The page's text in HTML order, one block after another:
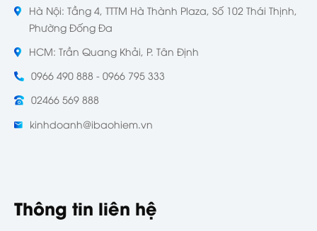
Hà Nội: Tầng 4, TTTM Hà Thành Plaza, Số 102 Thái Thịnh,
Phường Đống Đa
HCM: Trần Quang Khải, P. Tân Định
0966 490 888 - 0966 795 333
02466 569 888
kinhdoanh@ibaohiem.vn
Thông tin liên hệ